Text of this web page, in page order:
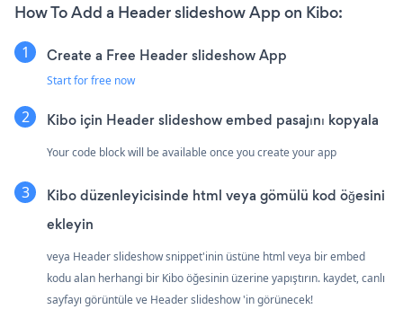
How To Add a Header slideshow App on Kibo:
Create a Free Header slideshow App
Start for free now
Kibo için Header slideshow embed pasajını kopyala
Your code block will be available once you create your app
Kibo düzenleyicisinde html veya gömülü kod öğesini
ekleyin
veya Header slideshow snippet'inin üstüne html veya bir embed
kodu alan herhangi bir Kibo öğesinin üzerine yapıştırın. kaydet, canlı
sayfayı görüntüle ve Header slideshow 'in görünecek!